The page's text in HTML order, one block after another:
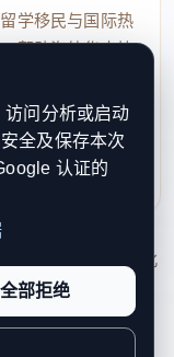
学移民与国际热
帮助海外华人快
站务、投稿与权
本网站持续优化
提升品牌信任感和
策
问分析或启动
全及保存本次
认证的
全部拒绝